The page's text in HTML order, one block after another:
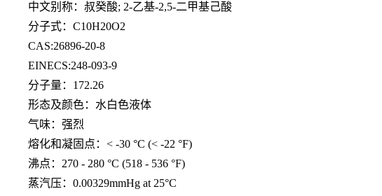
中文别称：叔癸酸; 2-乙基-2,5-二甲基己酸
分子式： C10H20O2
CAS:26896-20-8
EINECS:248-093-9
分子量： 172.26
形态及颜色：水白色液体
气味：强烈
熔化和凝固点： < -30 °C (< -22 °F)
沸点： 270 - 280 °C (518 - 536 °F)
蒸汽压： 0.00329mmHg at 25°C